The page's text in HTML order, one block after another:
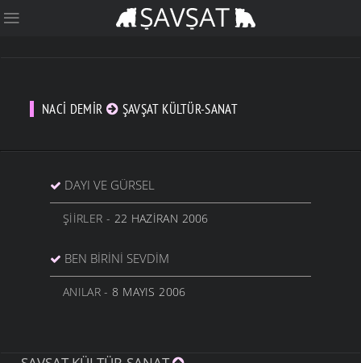
NACI DEMIR ŞAVŞAT KÜLTÜR-SANAT
DAYI VE GÜRSEL
ŞIIRLER - 22 HAZIRAN 2006
BEN BIRINI SEVDIM
ANILAR- 8 MAYIS 2006